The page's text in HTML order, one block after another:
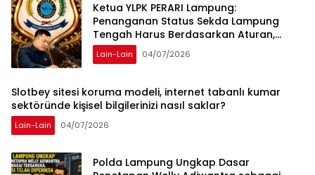
Ketua YLPK PERARI Lampung:
Penanganan Status Sekda Lampung
Tengah Harus Berdasarkan Aturan,
Bukan Tekanan Opini
Lain-Lain 04/07/2026
Slotbey sitesi koruma modeli, internet tabanlı kumar
sektöründe kişisel bilgilerinizi nasıl saklar?
Lain-Lain 04/07/2026
Polda Lampung Ungkap Dasar